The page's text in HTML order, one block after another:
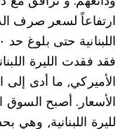
ارتفاعاً لسعر صرف
الأميركي⸲ ما أدى إلى
الأسعار. أصبح السوق
لليرة اللبنانية⸲